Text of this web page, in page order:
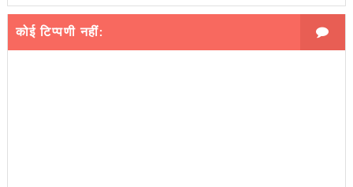
कोई टिप्पणी नहीं: